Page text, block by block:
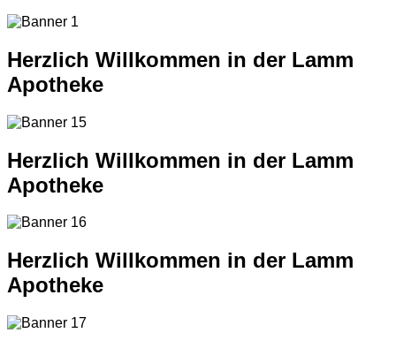
Herzlich Willkommen in der Lamm
Apotheke
Herzlich Willkommen in der Lamm
Apotheke
Herzlich Willkommen in der Lamm
Apotheke